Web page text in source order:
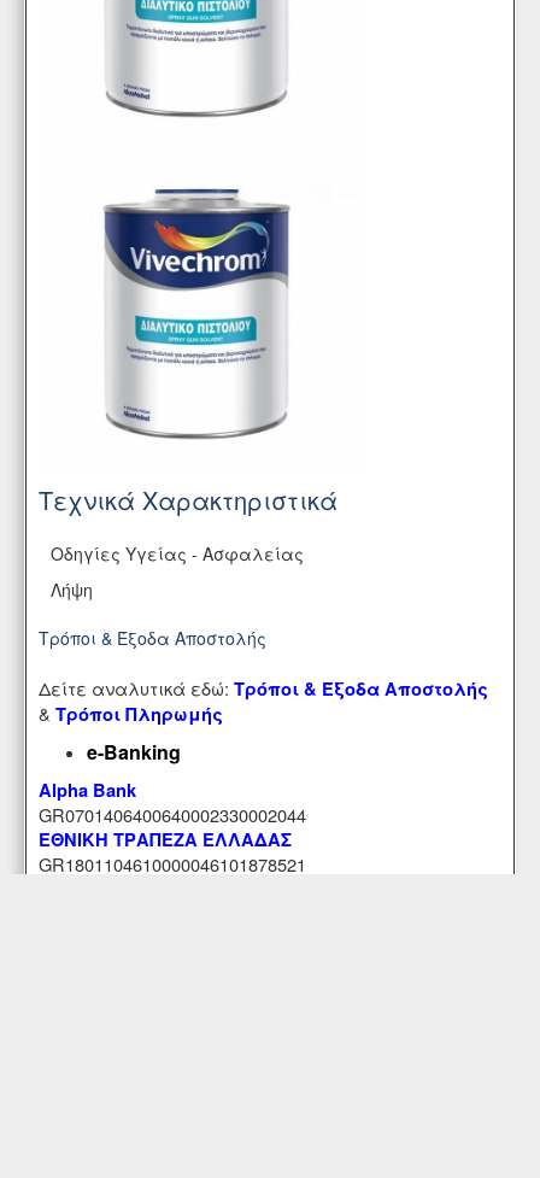
Τεχνικά Χαρακτηριστικά
Οδηγίες Υγείας - Ασφαλείας
Λήψη
Τρόποι & Έξοδα Αποστολής
Δείτε αναλυτικά εδώ: Τρόποι & Έξοδα Αποστολής
& Τρόποι Πληρωμής
e-Banking
Alpha Bank
GR0701406400640002330002044
ΕΘΝΙΚΗ ΤΡΑΠΕΖΑ ΕΛΛΑΔΑΣ
GR1801104610000046101878521